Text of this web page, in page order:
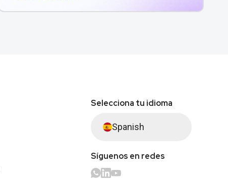
Selecciona tu idioma
Spanish
Síguenos en redes